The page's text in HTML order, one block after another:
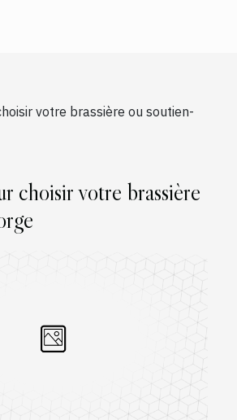
votre brassière ou soutien-
choisir votre brassière